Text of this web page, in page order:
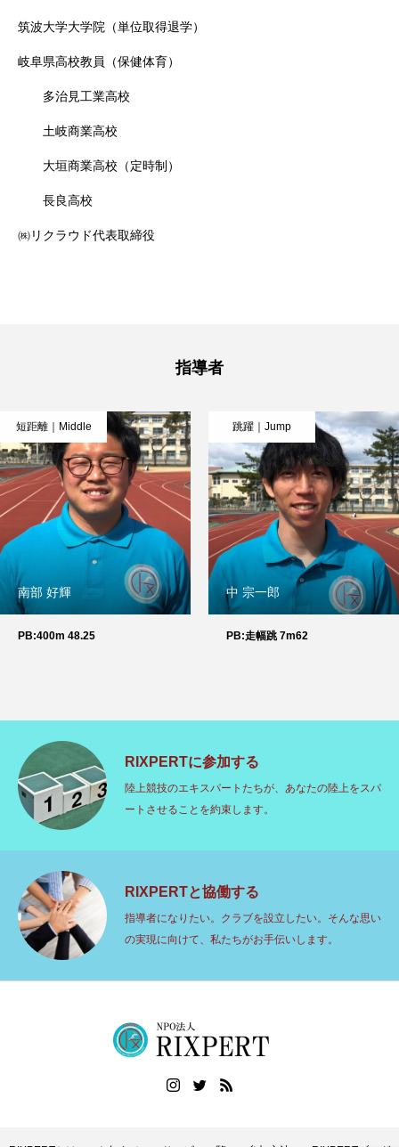
筑波大学大学院（単位取得退学）
岐阜県高校教員（保健体育）
多治見工業高校
土岐商業高校
大垣商業高校（定時制）
長良高校
㈱リクラウド代表取締役
指導者
短距離｜Middle
南部 好輝
PB:400m 48.25
跳躍｜Jump
中 宗一郎
PB:走幅跳 7m62
RIXPERTに参加する
陸上競技のエキスパートたちが、あなたの陸上をスパ
ートさせることを約束します。
RIXPERTと協働する
指導者になりたい。クラブを設立したい。そんな思い
の実現に向けて、私たちがお手伝いします。